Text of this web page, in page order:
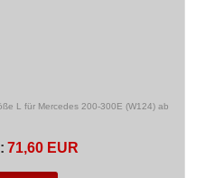
L für Mercedes 200-300E (W124) ab
71,60 EUR